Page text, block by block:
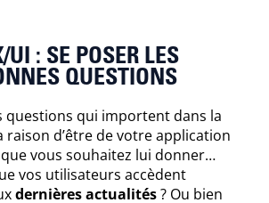
UI : SE POSER LES
QUESTIONS
questions qui importent dans la
raison d’être de votre application
que vous souhaitez lui donner…
vos utilisateurs accèdent
dernières actualités? Ou bien